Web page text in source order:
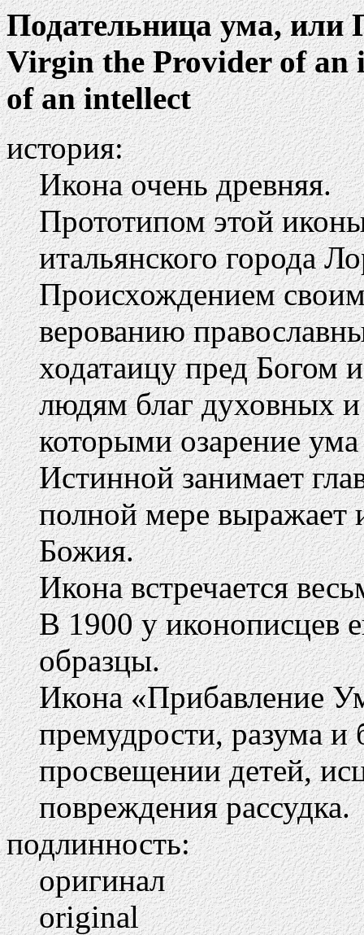
Подательница ума, или
Virgin the Provider of
of an intellect
история:
Икона очень древняя.
Прототипом этой иконы
итальянского города
Происхождением своим
верованию
ходатаицу пред
людям благ духовных
которыми озарение
Истинной занимает
полной мере
Божия.
Икона встречается
В 1900 у иконописцев
образцы.
Икона «Прибавление
премудрости, разума
просвещении детей,
повреждения рассудка.
подлинность:
оригинал
original